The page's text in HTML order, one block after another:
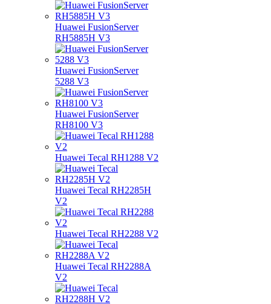
Huawei FusionServer
RH5885H V3
Huawei FusionServer
5288 V3
Huawei FusionServer
RH8100 V3
Huawei Tecal RH1288 V2
Huawei Tecal RH2285H
V2
Huawei Tecal RH2288 V2
Huawei Tecal RH2288A
V2